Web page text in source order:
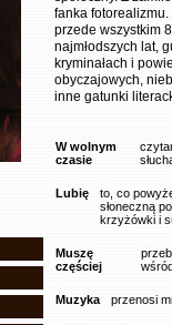
fanka
przede wszystkim
najmłodszych lat,
kryminałach i
obyczajowych,
inne gatunki
W wolnym
czasie
Lubię
to, co
słoneczną
krzyżówki i
Muszę
częściej
Muzyka przenosi